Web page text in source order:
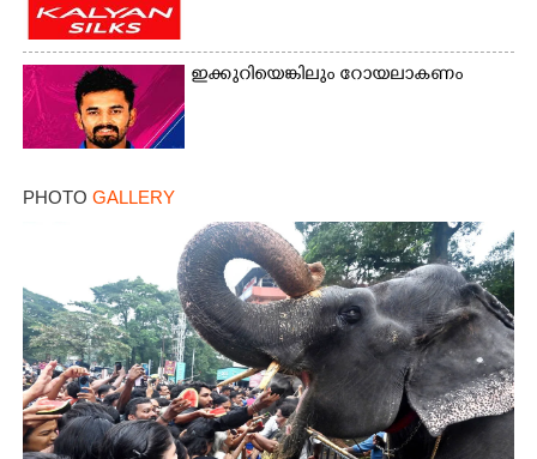
ഇക്കുറിയെങ്കിലും റോയലാകണം
PHOTO GALLERY